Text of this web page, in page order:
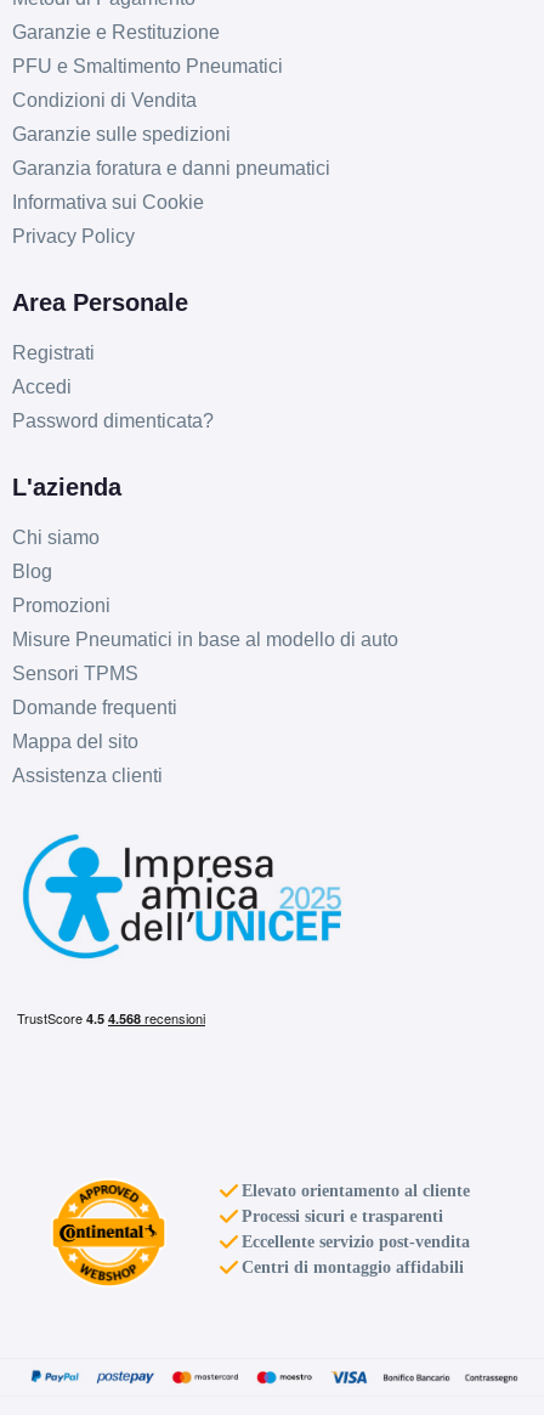
Garanzie e Restituzione
PFU e Smaltimento Pneumatici
Condizioni di Vendita
Garanzie sulle spedizioni
Garanzia foratura e danni pneumatici
Informativa sui Cookie
Privacy Policy
Area Personale
Registrati
Accedi
Password dimenticata?
L'azienda
Chi siamo
Blog
Promozioni
Misure Pneumatici in base al modello di auto
Sensori TPMS
Domande frequenti
Mappa del sito
Assistenza clienti
Elevato orientamento al cliente
Processi sicuri e trasparenti
Eccellente servizio post-vendita
Centri di montaggio affidabili